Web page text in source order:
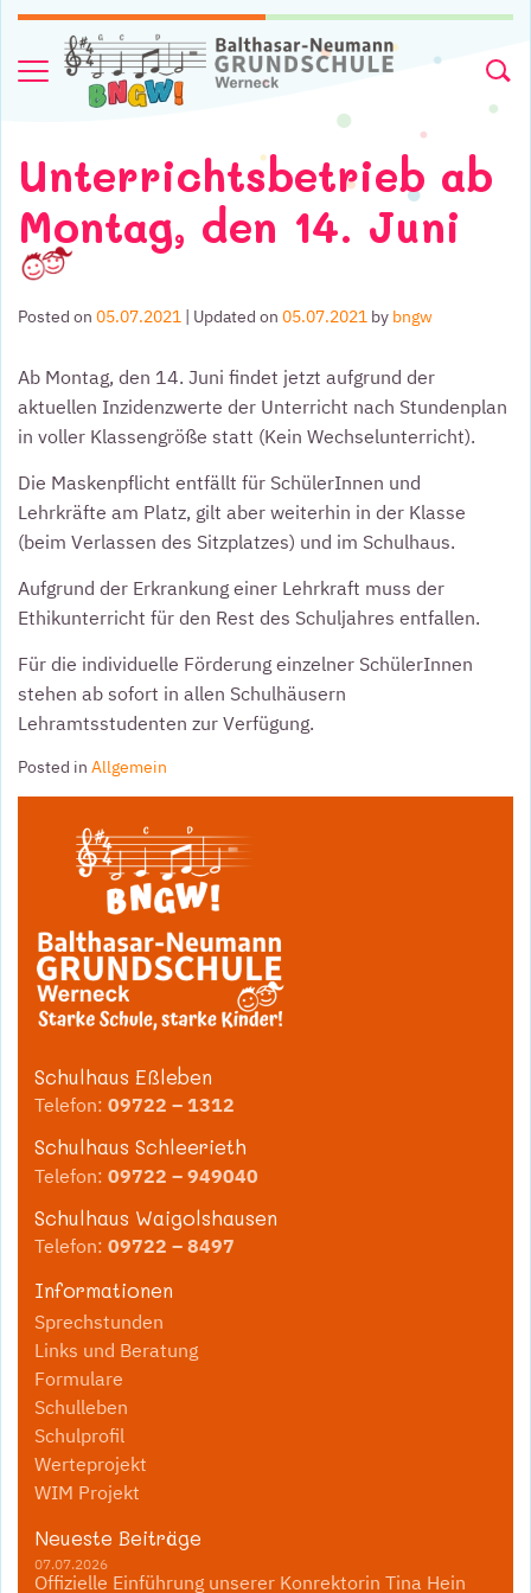
Skip to content
Unterrichtsbetrieb ab
Montag, den 14. Juni
Posted on 05.07.2021 | Updated on 05.07.2021 by bngw
Ab Montag, den 14. Juni findet jetzt aufgrund der
aktuellen Inzidenzwerte der Unterricht nach Stundenplan
in voller Klassengröße statt (Kein Wechselunterricht).
Die Maskenpflicht entfällt für SchülerInnen und
Lehrkräfte am Platz, gilt aber weiterhin in der Klasse
(beim Verlassen des Sitzplatzes) und im Schulhaus.
Aufgrund der Erkrankung einer Lehrkraft muss der
Ethikunterricht für den Rest des Schuljahres entfallen.
Für die individuelle Förderung einzelner SchülerInnen
stehen ab sofort in allen Schulhäusern
Lehramtsstudenten zur Verfügung.
Posted in Allgemein
Schulhaus Eßleben
Telefon: 09722 – 1312
Schulhaus Schleerieth
Telefon: 09722 – 949040
Schulhaus Waigolshausen
Telefon: 09722 – 8497
Informationen
Sprechstunden
Links und Beratung
Formulare
Schulleben
Schulprofil
Werteprojekt
WIM Projekt
Neueste Beiträge
Offizielle Einführung unserer Konrektorin Tina Hein
07.07.2026